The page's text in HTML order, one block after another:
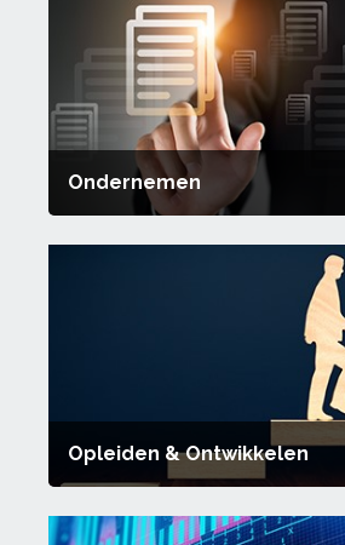
Ondernemen
Opleiden & Ontwikkelen